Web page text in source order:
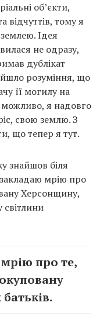
об’єкти,
відчуттів, тому я
Ідея
не одразу,
дублікат
розуміння, що
її могилу на
можливо, я надовго
свою землю. З
що тепер я тут.
знайшов біля
мрію про
Херсонщину,
світлини
про те,